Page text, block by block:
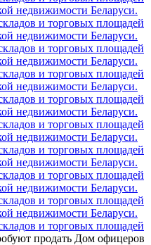
недвижимости Беларуси.
и торговых площадей
недвижимости Беларуси.
и торговых площадей
недвижимости Беларуси.
и торговых площадей
недвижимости Беларуси.
и торговых площадей
недвижимости Беларуси.
и торговых площадей
недвижимости Беларуси.
и торговых площадей
недвижимости Беларуси.
и торговых площадей
недвижимости Беларуси.
и торговых площадей
недвижимости Беларуси.
и торговых площадей
продать Дом офицеров